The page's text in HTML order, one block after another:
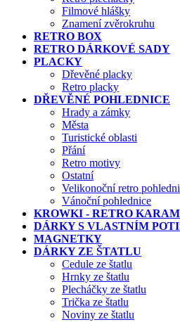
Filmové hlášky
Znamení zvěrokruhu
RETRO BOX
RETRO DÁRKOVÉ SADY
PLACKY
Dřevěné placky
Retro placky
DŘEVĚNÉ POHLEDNICE
Hrady a zámky
Města
Turistické oblasti
Přání
Retro motivy
Ostatní
Velikonoční retro
Vánoční pohlednice
KROWKI - RETRO
DÁRKY S VLASTNÍM
MAGNETKY
DÁRKY ZE ŠTATLU
Cedule ze štatlu
Hrnky ze štatlu
Plecháčky ze štatlu
Trička ze štatlu
Noviny ze štatlu